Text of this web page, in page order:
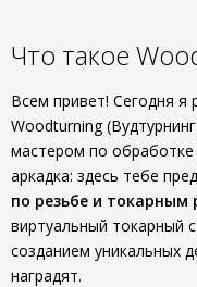
Что такое
Всем привет! Сегодня я
Woodturning
мастером по
аркадка: здесь тебе
по резьбе и токарным
виртуальный токарный
созданием уникальных
наградят.